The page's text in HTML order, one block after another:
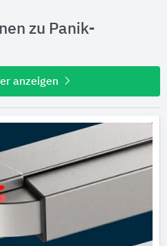
zu Panik-
anzeigen